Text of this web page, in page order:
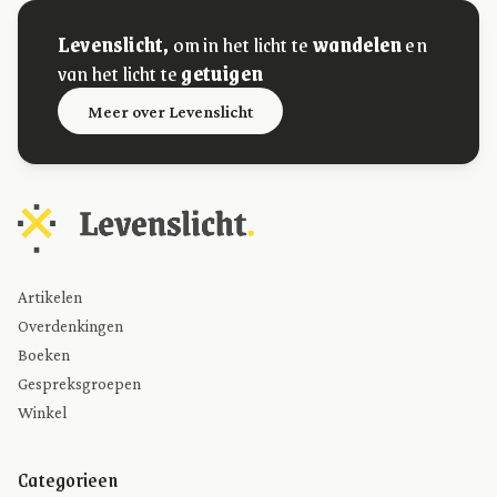
Levenslicht, om in het licht tewandelenen
van het licht tegetuigen
Meer over Levenslicht
Artikelen
Overdenkingen
Boeken
Gespreksgroepen
Winkel
Categorieen